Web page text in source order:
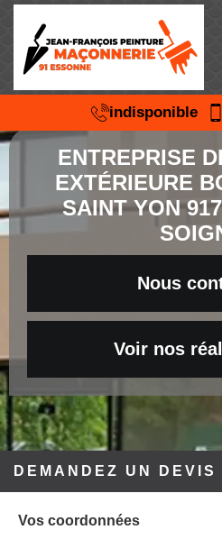
indisponible
ENTREPRISE
EXTÉRIEURE
SAINT YON
Nous
Voir nos
DEMANDEZ UN DEVIS
Vos coordonnées